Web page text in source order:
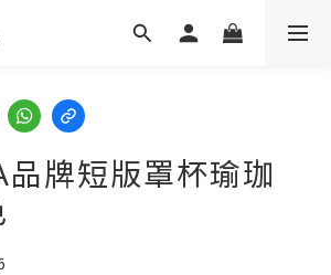
品牌短版罩杯瑜珈